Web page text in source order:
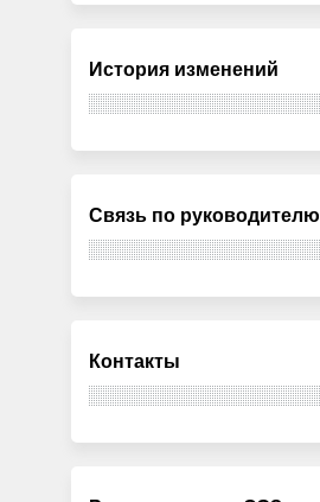
История изменений
Связь по руководителю
Контакты